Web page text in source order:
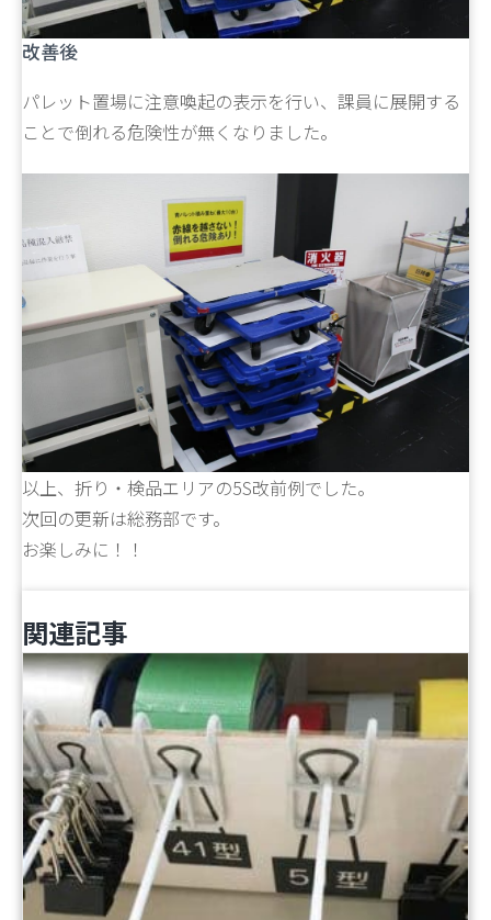
改善後
パレット置場に注意喚起の表示を行い、課員に展開する
ことで倒れる危険性が無くなりました。
以上、折り・検品エリアの5S改前例でした。
次回の更新は総務部です。
お楽しみに！！
関連記事